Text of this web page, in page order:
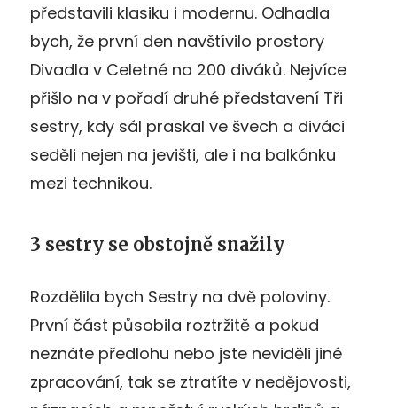
představili klasiku i modernu. Odhadla
bych, že první den navštívilo prostory
Divadla v Celetné na 200 diváků. Nejvíce
přišlo na v pořadí druhé představení Tři
sestry, kdy sál praskal ve švech a diváci
seděli nejen na jevišti, ale i na balkónku
mezi technikou.
3 sestry se obstojně snažily
Rozdělila bych Sestry na dvě poloviny.
První část působila roztržitě a pokud
neznáte předlohu nebo jste neviděli jiné
zpracování, tak se ztratíte v nedějovosti,